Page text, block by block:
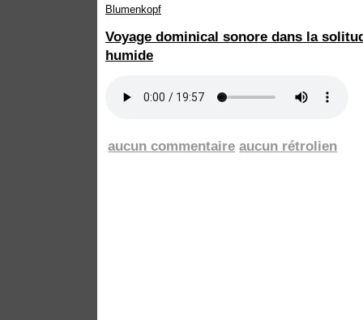
Blumenkopf
Voyage dominical sonore dans la
humide
aucun commentaire aucun rétrolien